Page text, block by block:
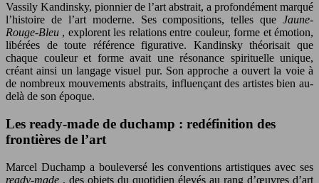
Vassily Kandinsky, pionnier de l’art abstrait, a profondément marqué
l’histoire de l’art moderne. Ses compositions, telles que Jaune-
Rouge-Bleu , explorent les relations entre couleur, forme et émotion,
libérées de toute référence figurative. Kandinsky théorisait que
chaque couleur et forme avait une résonance spirituelle unique,
créant ainsi un langage visuel pur. Son approche a ouvert la voie à
de nombreux mouvements abstraits, influençant des artistes bien au-
delà de son époque.
Les ready-made de duchamp : redéfinition des
frontières de l’art
Marcel Duchamp a bouleversé les conventions artistiques avec ses
ready-made , des objets du quotidien élevés au rang d’œuvres d’art